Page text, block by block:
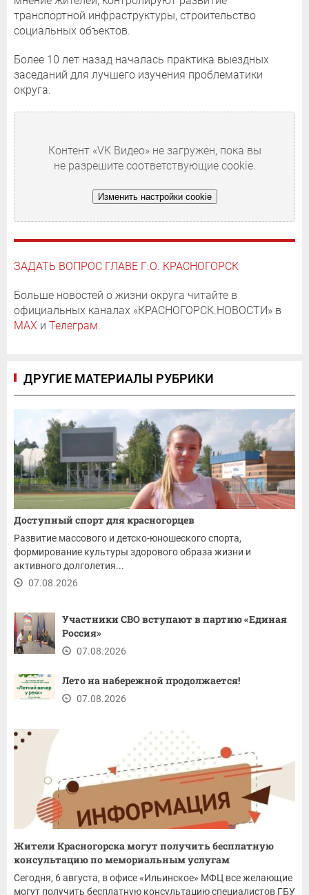
транспортной инфраструктуры, строительство
социальных объектов.
Более 10 лет назад началась практика выездных
заседаний для лучшего изучения проблематики
округа.
Контент «VK Видео» не загружен, пока вы
не разрешите соответствующие cookie.
Изменить настройки cookie
ЗАДАТЬ ВОПРОС ГЛАВЕ Г.О. КРАСНОГОРСК
Больше новостей о жизни округа читайте в
официальных каналах «КРАСНОГОРСК.НОВОСТИ» в
MAX и Телеграм.
ДРУГИЕ МАТЕРИАЛЫ РУБРИКИ
Доступный спорт для красногорцев
Развитие массового и детско-юношеского спорта,
формирование культуры здорового образа жизни и
активного долголетия...
07.08.2026
Участники СВО вступают в партию «Единая
Россия»
07.08.2026
Лето на набережной продолжается!
07.08.2026
Жители Красногорска могут получить бесплатную
консультацию по мемориальным услугам
Сегодня, 6 августа, в офисе «Ильинское» МФЦ все желающие
могут получить бесплатную консультацию специалистов ГБУ